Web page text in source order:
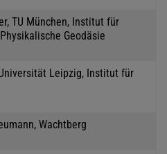
TU München, Institut für
Geodäsie
Leipzig, Institut für
Wachtberg